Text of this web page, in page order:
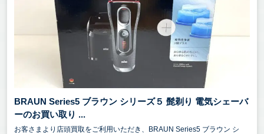
BRAUN Series5 ブラウン シリーズ５ 髭剃り 電気シェーバ
ーのお買い取り ...
お客さまより店頭買取をご利用いただき、BRAUN Series5 ブラウン シ